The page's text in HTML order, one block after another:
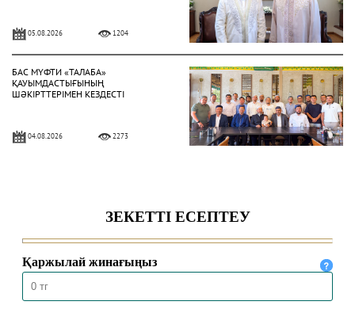
05.08.2026 1204
БАС МҮФТИ «ТАЛАБА»
ҚАУЫМДАСТЫҒЫНЫҢ
ШӘКІРТТЕРІМЕН КЕЗДЕСТІ
04.08.2026 2273
04.08.2026 1973
БАС МҮФТИ ТӨРАЛҚА МӘЖІЛІСІН
ӨТКІЗДІ